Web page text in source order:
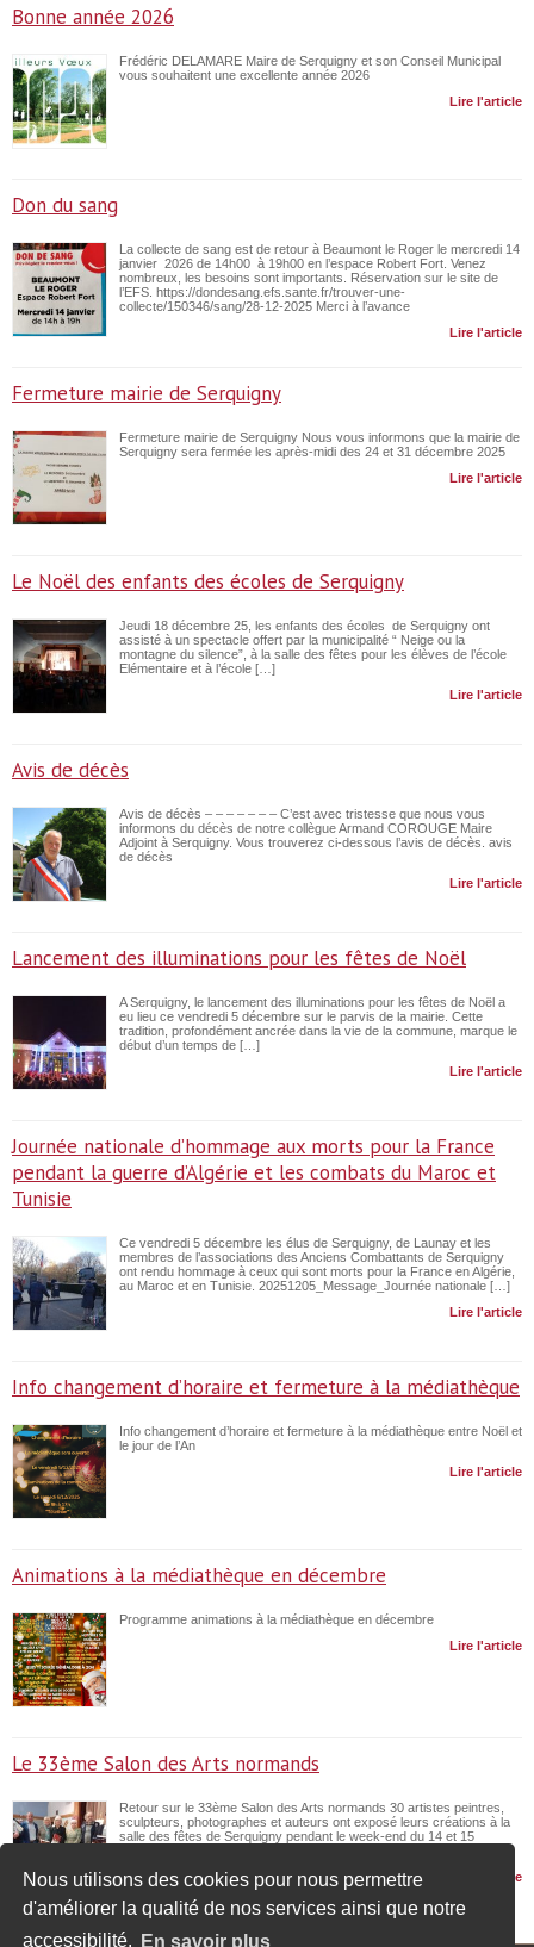
Nous utilisons des cookies pour nous permettre
d'améliorer la qualité de nos services ainsi que notre
accessibilité.
En savoir plus
Bonne année 2026
Frédéric DELAMARE Maire de Serquigny et son Conseil Municipal
vous souhaitent une excellente année 2026
Lire l'article
Don du sang
La collecte de sang est de retour à Beaumont le Roger le mercredi 14
janvier 2026 de 14h00 à 19h00 en l’espace Robert Fort. Venez
nombreux, les besoins sont importants. Réservation sur le site de
l’EFS. https://dondesang.efs.sante.fr/trouver-une-
collecte/150346/sang/28-12-2025 Merci à l’avance
Lire l'article
Fermeture mairie de Serquigny
Fermeture mairie de Serquigny Nous vous informons que la mairie de
Serquigny sera fermée les après-midi des 24 et 31 décembre 2025
Lire l'article
Le Noël des enfants des écoles de Serquigny
Jeudi 18 décembre 25, les enfants des écoles de Serquigny ont
assisté à un spectacle offert par la municipalité “ Neige ou la
montagne du silence”, à la salle des fêtes pour les élèves de l’école
Elémentaire et à l’école […]
Lire l'article
Avis de décès
Avis de décès – – – – – – – C’est avec tristesse que nous vous
informons du décès de notre collègue Armand COROUGE Maire
Adjoint à Serquigny. Vous trouverez ci-dessous l’avis de décès. avis
de décès
Lire l'article
Lancement des illuminations pour les fêtes de Noël
A Serquigny, le lancement des illuminations pour les fêtes de Noël a
eu lieu ce vendredi 5 décembre sur le parvis de la mairie. Cette
tradition, profondément ancrée dans la vie de la commune, marque le
début d’un temps de […]
Lire l'article
Journée nationale d’hommage aux morts pour la France
pendant la guerre d’Algérie et les combats du Maroc et
Tunisie
Ce vendredi 5 décembre les élus de Serquigny, de Launay et les
membres de l’associations des Anciens Combattants de Serquigny
ont rendu hommage à ceux qui sont morts pour la France en Algérie,
au Maroc et en Tunisie. 20251205_Message_Journée nationale […]
Lire l'article
Info changement d’horaire et fermeture à la médiathèque
Info changement d’horaire et fermeture à la médiathèque entre Noël et
le jour de l’An
Lire l'article
Animations à la médiathèque en décembre
Programme animations à la médiathèque en décembre
Lire l'article
Le 33ème Salon des Arts normands
Retour sur le 33ème Salon des Arts normands 30 artistes peintres,
sculpteurs, photographes et auteurs ont exposé leurs créations à la
salle des fêtes de Serquigny pendant le week-end du 14 et 15
Lire l'article